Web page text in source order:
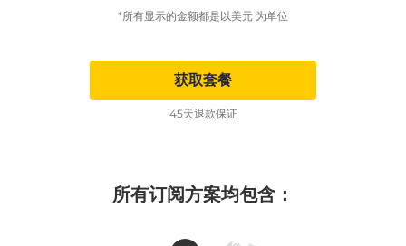
*所有显示的金额都是以美元 为单位
获取套餐
45天退款保证
所有订阅方案均包含：